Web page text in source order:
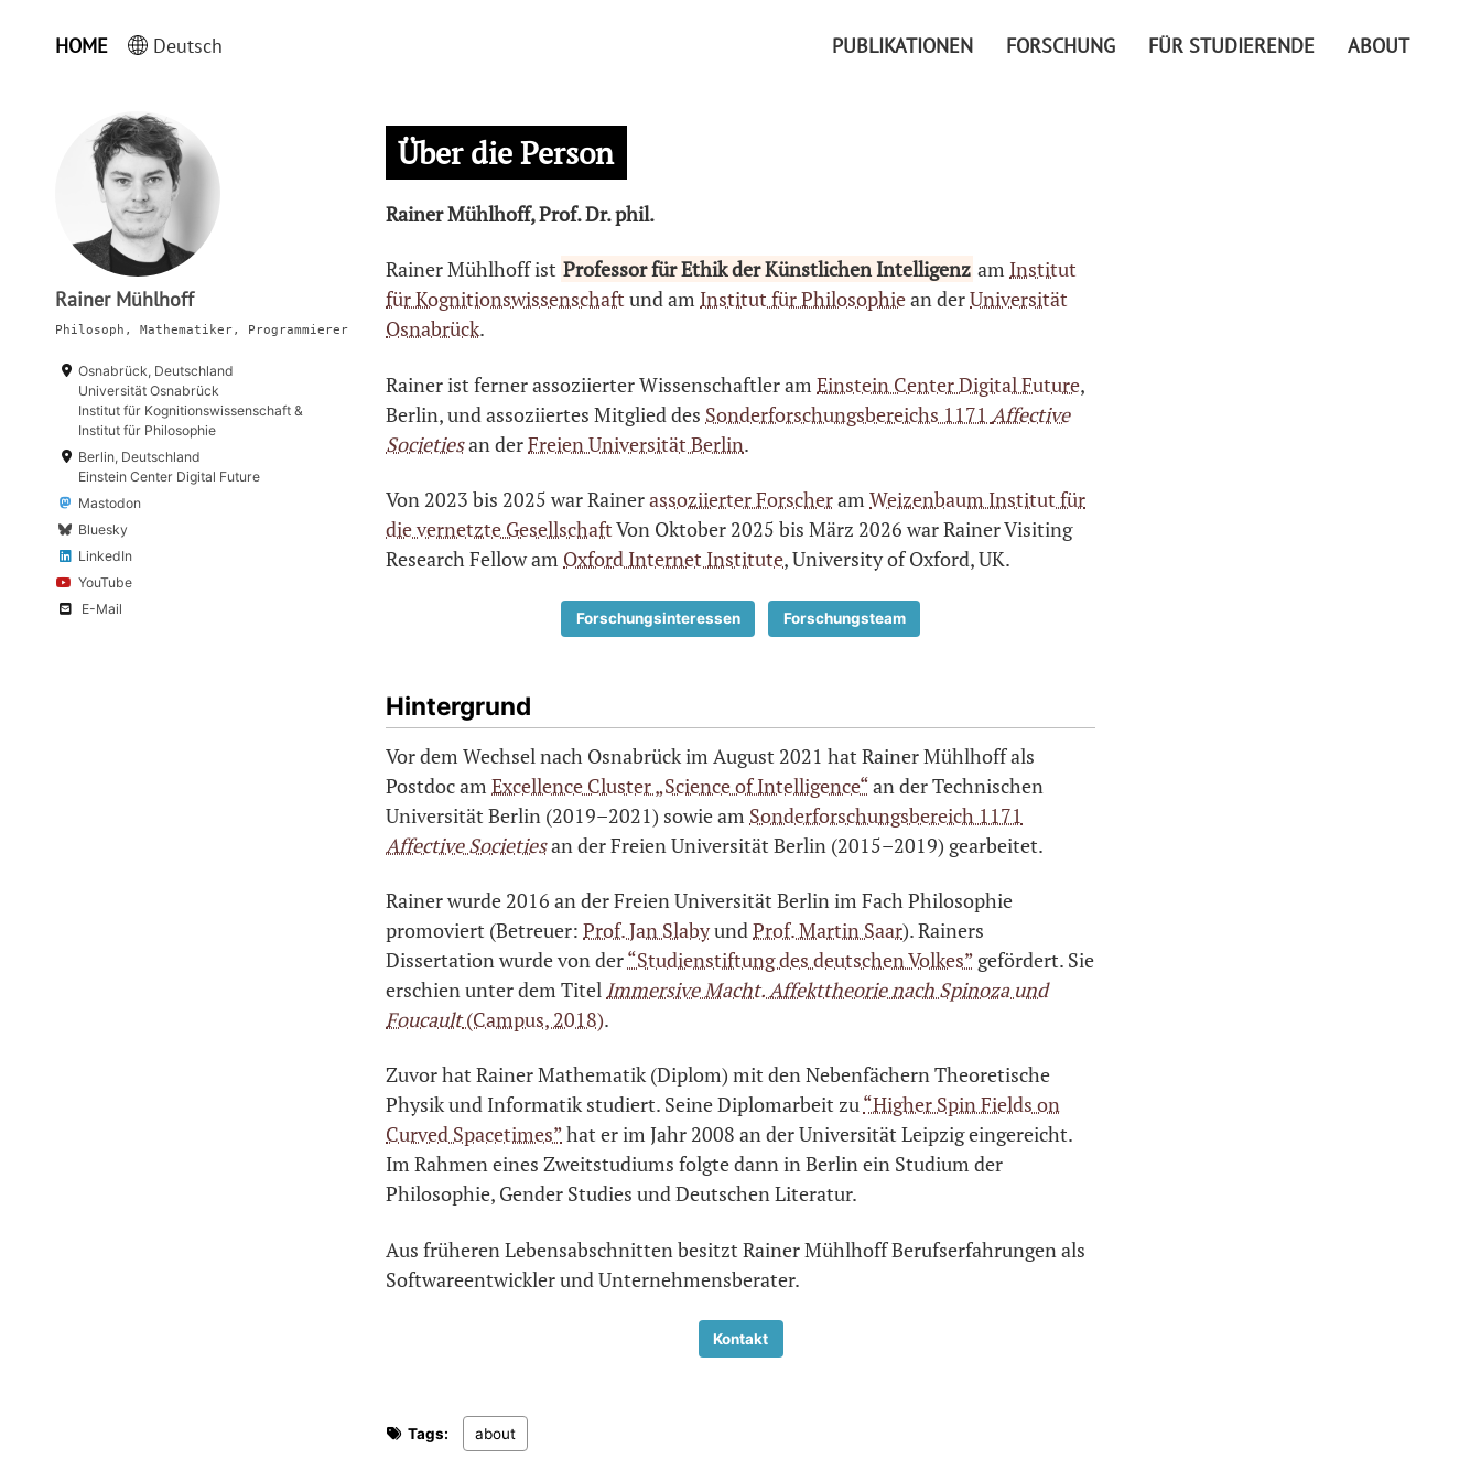
HOME Deutsch PUBLIKATIONEN FORSCHUNG FÜR STUDIERENDE ABOUT
Rainer Mühlhoff
Philosoph, Mathematiker, Programmierer
Osnabrück, Deutschland
Universität Osnabrück
Institut für Kognitionswissenschaft &
Institut für Philosophie
Berlin, Deutschland
Einstein Center Digital Future
Mastodon
Bluesky
LinkedIn
YouTube
E-Mail
Über die Person
Rainer Mühlhoff, Prof. Dr. phil.
Rainer Mühlhoff ist Professor für Ethik der Künstlichen Intelligenz am Institut
für Kognitionswissenschaft und am Institut für Philosophiean derUniversität
Osnabrück.
Rainer ist ferner assoziierter Wissenschaftler am Einstein Center Digital Future,
Berlin, und assoziiertes Mitglied des Sonderforschungsbereichs 1171 Affective
Societiesan derFreien Universität Berlin.
Von 2023 bis 2025 war Rainerassoziierter Forscheram Weizenbaum Institut für
die vernetzte GesellschaftVon Oktober 2025 bis März 2026 war Rainer Visiting
Research Fellow am Oxford Internet Institute, University of Oxford, UK.
Forschungsinteressen Forschungsteam
Hintergrund
Vor dem Wechsel nach Osnabrück im August 2021 hat Rainer Mühlhoff als
Postdoc am Excellence Cluster „Science of Intelligence“an der Technischen
Universität Berlin (2019–2021) sowie am Sonderforschungsbereich 1171
Affective Societiesan der Freien Universität Berlin (2015–2019) gearbeitet.
Rainer wurde 2016 an der Freien Universität Berlin im Fach Philosophie
promoviert (Betreuer: Prof. Jan SlabyundProf. Martin Saar). Rainers
Dissertation wurde von der“Studienstiftung des deutschen Volkes” gefördert. Sie
erschien unter dem Titel Immersive Macht. Affekttheorie nach Spinoza und
Foucault(Campus, 2018).
Zuvor hat Rainer Mathematik (Diplom) mit den Nebenfächern Theoretische
Physik und Informatik studiert. Seine Diplomarbeit zu“Higher Spin Fields on
Curved Spacetimes”hat er im Jahr 2008 an der Universität Leipzig eingereicht.
Im Rahmen eines Zweitstudiums folgte dann in Berlin ein Studium der
Philosophie, Gender Studies und Deutschen Literatur.
Aus früheren Lebensabschnitten besitzt Rainer Mühlhoff Berufserfahrungen als
Softwareentwickler und Unternehmensberater.
Kontakt
Tags: about